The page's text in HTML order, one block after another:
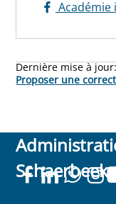
Dernière mise à
Proposer une
Schaerbeek